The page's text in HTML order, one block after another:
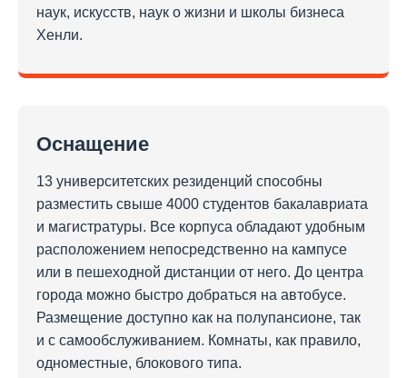
наук, искусств, наук о жизни и школы бизнеса
Хенли.
Оснащение
13 университетских резиденций способны
разместить свыше 4000 студентов бакалавриата
и магистратуры. Все корпуса обладают удобным
расположением непосредственно на кампусе
или в пешеходной дистанции от него. До центра
города можно быстро добраться на автобусе.
Размещение доступно как на полупансионе, так
и с самообслуживанием. Комнаты, как правило,
одноместные, блокового типа.